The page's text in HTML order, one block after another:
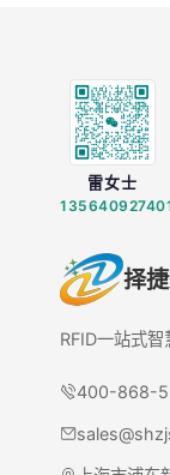
雷女士
13564092740
择
RFID一站式
400-868-